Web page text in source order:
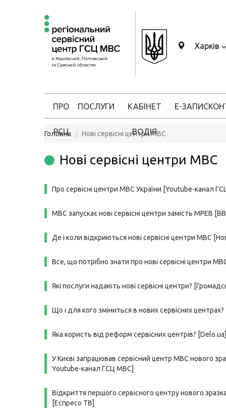
Харків
ПРО
РСЦ
ПОСЛУГИ КАБІНЕТ
ВОДІЯ
Е-ЗАПИС
Головна Нові сервісні центри МВС
Нові сервісні центри МВС
Про сервісні центри МВС України [Youtube-канал
МВС запускає нові сервісні центри замість МРЕВ
Де і коли відкриються нові сервісні центри МВС
Все, що потрібно знати про нові сервісні центри
Які послуги надають нові сервісні центри?
Що і для кого зміниться в нових сервісних
Яка користь від реформ сервісних центрів? [Delo.ua]
У Києві запрацював сервісний центр МВС нового
Youtube-канал ГСЦ МВС]
Відкриття першого сервісного центру нового
[Еспресо ТВ]